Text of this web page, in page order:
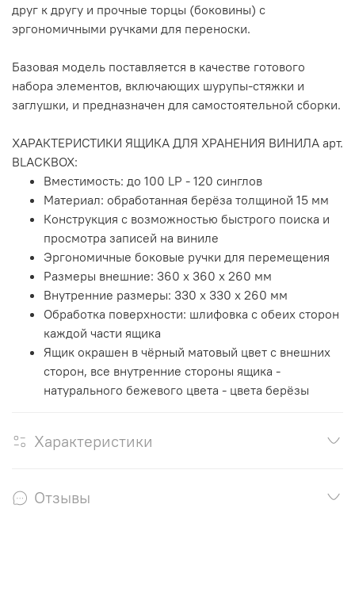
друг к другу и прочные торцы (боковины) с
эргономичными ручками для переноски.
Базовая модель поставляется в качестве готового
набора элементов, включающих шурупы-стяжки и
заглушки, и предназначен для самостоятельной сборки.
ХАРАКТЕРИСТИКИ ЯЩИКА ДЛЯ ХРАНЕНИЯ ВИНИЛА арт.
BLACKBOX:
Вместимость: до 100 LP - 120 синглов
Материал: обработанная берёза толщиной 15 мм
Конструкция с возможностью быстрого поиска и
просмотра записей на виниле
Эргономичные боковые ручки для перемещения
Размеры внешние: 360 x 360 х 260 мм
Внутренние размеры: 330 x 330 х 260 мм
Обработка поверхности: шлифовка с обеих сторон
каждой части ящика
Ящик окрашен в чёрный матовый цвет с внешних
сторон, все внутренние стороны ящика -
натурального бежевого цвета - цвета берёзы
Характеристики
Отзывы